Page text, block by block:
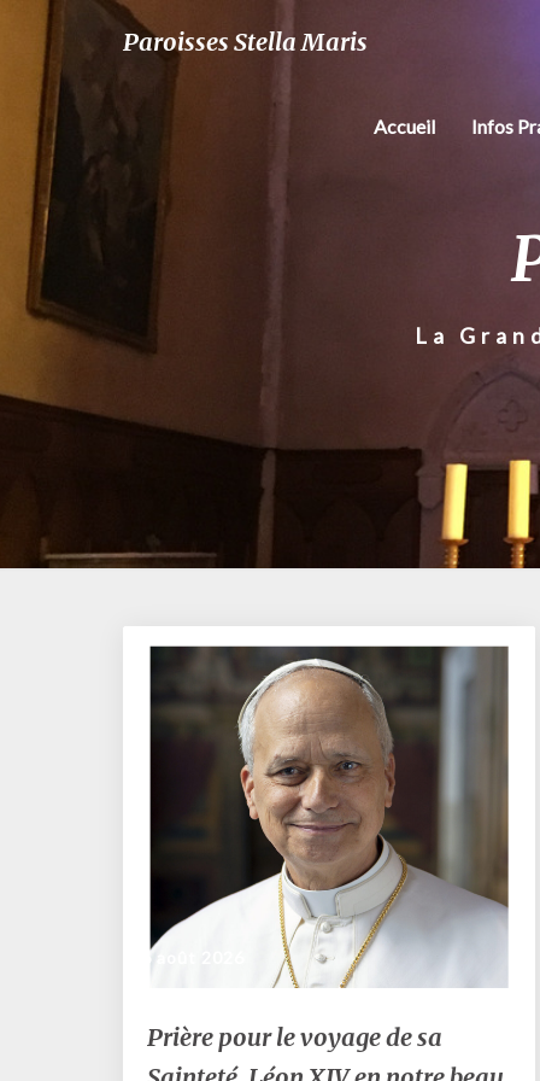
Paroisses Stella Maris
Accueil Infos
La
6 août 2026
Prière
pour
Prière pour le voyage de sa